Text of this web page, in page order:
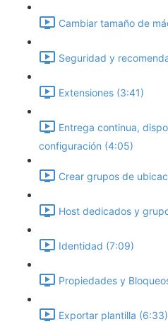
Cambiar tamaño de
Seguridad y
Extensiones (3:41)
Entrega continua,
configuración (4:05)
Crear grupos de
Host dedicados y
Identidad (7:09)
Propiedades y
Exportar plantilla (6:33)